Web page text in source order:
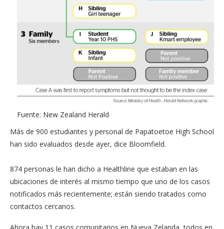
Fuente: New Zealand Herald
Más de 900 estudiantes y personal de Papatoetoe High School
han sido evaluados desde ayer, dice Bloomfield.
874 personas le han dicho a Healthline que estaban en las
ubicaciones de interés al mismo tiempo que uno de los casos
notificados más recientemente; están siendo tratados como
contactos cercanos.